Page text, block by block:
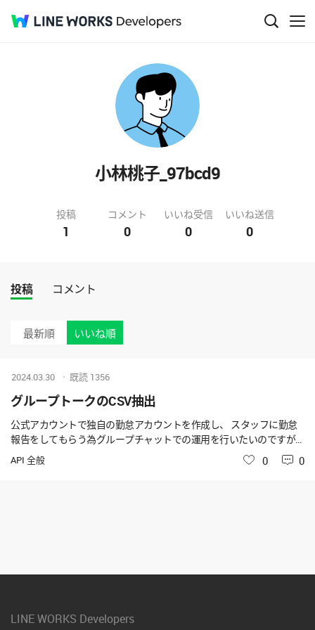
小林桃子_97bcd9
投稿
1
コメント
0
いいね受信
0
いいね送信
0
投稿 コメント
最新順 いいね順
グループトークのCSV抽出
公式アカウントで独自の勤怠アカウントを作成し、 スタッフに勤怠
報告をしてもらう為グループチャットでの運用を行いたいのですが
グループチャットでのCSV抽出は対応をしていますでしょうか
API 全般
2024.03.30 既読 1356
いいね
0 0
LINE WORKS Developers